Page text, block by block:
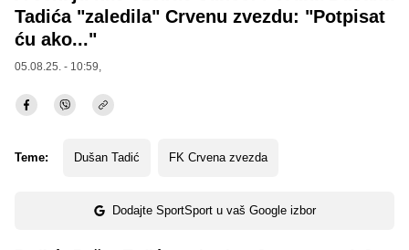
Tadića "zaledila" Crvenu zvezdu: "Potpisat
ću ako..."
05.08.25. - 10:59,
Teme: Dušan Tadić FK Crvena zvezda
Dodajte SportSport u vaš Google izbor